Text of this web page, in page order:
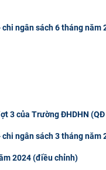
ngân sách 6 tháng năm
3 của Trường ĐHDHN
ngân sách 3 tháng năm
2024 (điều chỉnh)